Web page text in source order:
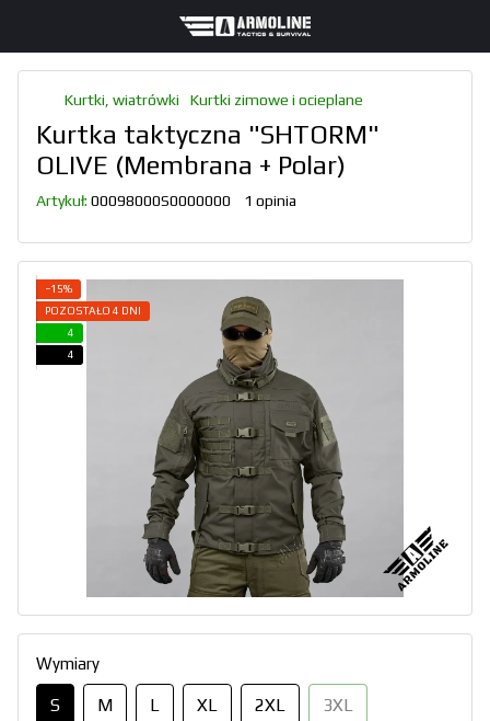
Kurtki, wiatrówki Kurtki zimowe i ocieplane
Kurtka taktyczna "SHTORM"
OLIVE (Membrana + Polar)
Artykuł: 00098000S0000000 1 opinia
−15%
POZOSTAŁO 4 DNI
4
4
Wymiary
S M L XL 2XL 3XL